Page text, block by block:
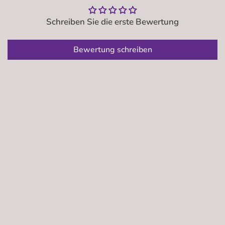
Schreiben Sie die erste Bewertung
Bewertung schreiben